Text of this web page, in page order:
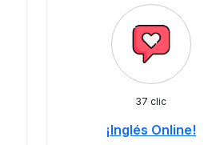
37 clic
¡Inglés On​line!